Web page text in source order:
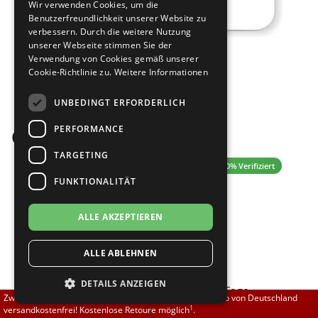
Brautschuhe
Sneaker
Übergrößen 43-44
Flexerinas
Merlet
Nueva Epoca
RayRose
Rummos
Rumpf
TopTanz
Bilder
Gutschein über 50 EUR
✓ 100% Verifiziert
50,00 EUR
[inkl. 0% MwSt zzgl.
Größe nicht auf Lager?
Sofort lieferbar. Lieferzeit 1-3 Tage.
Zwischen 70,00 EUR und 800,00 EUR liefern wir innerhalb von Deutschland
versandkostenfrei! Kostenlose Retoure möglich1.
Wir verwenden Cookies, um die
Benutzerfreundlichkeit unserer Website zu
verbessern. Durch die weitere Nutzung
unserer Webseite stimmen Sie der
Verwendung von Cookies gemäß unserer
Cookie-Richtlinie zu. Weitere Informationen
UNBEDINGT ERFORDERLICH
PERFORMANCE
TARGETING
FUNKTIONALITÄT
ALLE AKZEPTIEREN
ALLE ABLEHNEN
DETAILS ANZEIGEN